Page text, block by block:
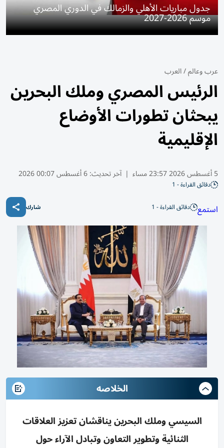
جدول مباريات الأهلي والزمالك في الدوري المصري
موسم 2026-2027
عرب وعالم/العرب
الرئيس المصري وملك البحرين
يبحثان تطورات الأوضاع
الإقليمية
5 أغسطس 2026 23:57 مساء | آخر تحديث:6 أغسطس 00:07 2026
دقائق القراءة - 1
استمع دقائق القراءة - 1 شارك
الخلاصه
السيسي وملك البحرين يناقشان تعزيز العلاقات
الثنائية وتطوير التعاون وتبادل الآراء حول